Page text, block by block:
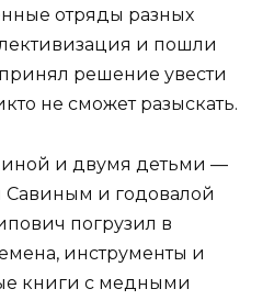
отряды разных
и пошли
решение увести
не сможет разыскать.
и двумя детьми —
и годовалой
погрузил в
инструменты и
книги с медными